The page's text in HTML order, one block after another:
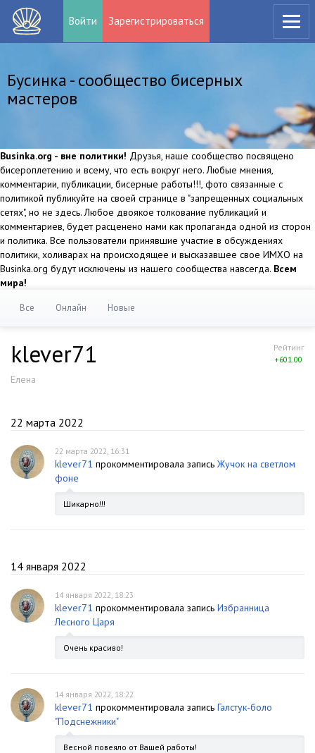
Войти Зарегистрироваться
Бусинка - сообщество бисерных
мастеров
Businka.org - вне политики! Друзья, наше сообщество посвящено
бисероплетению и всему, что есть вокруг него. Любые мнения,
комментарии, публикации, бисерные работы!!!, фото связанные с
политикой публикуйте на своей странице в "запрещенных социальных
сетях", но не здесь. Любое двоякое толкование публикаций и
комментариев, будет расценено нами как пропаганда одной из сторон
и политика. Все пользователи принявшие участие в обсуждениях
политики, холиварах на происходящее и высказавшее свое ИМХО на
Businka.org будут исключены из нашего сообщества навсегда. Всем
мира!
Все Онлайн Новые
Рейтинг
+601.00
klever71
Елена
22 марта 2022
22 марта 2022, 16:31
klever71 прокомментировала запись Жучок на светлом
фоне
Шикарно!!!
14 января 2022
14 января 2022, 18:23
klever71 прокомментировала запись Избранница
Лесного Царя
Очень красиво!
14 января 2022, 18:22
klever71 прокомментировала запись Галстук-боло
"Подснежники"
Весной повеяло от Вашей работы!